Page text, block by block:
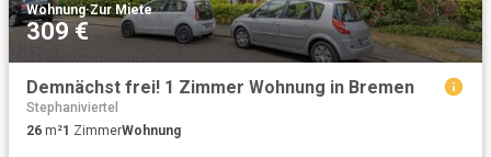
Wohnung·Zur Miete
309 €
Demnächst frei! 1 Zimmer Wohnung in Bremen
Stephaniviertel
26 m²1 ZimmerWohnung